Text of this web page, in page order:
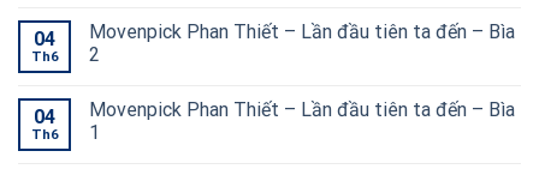
04
Th6
Movenpick Phan Thiết – Lần đầu tiên ta đến – Bìa
2
04
Th6
Movenpick Phan Thiết – Lần đầu tiên ta đến – Bìa
1